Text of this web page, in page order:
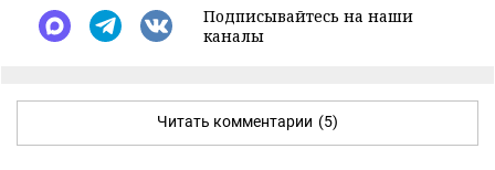
Подписывайтесь на наши
каналы
Читать комментарии (5)